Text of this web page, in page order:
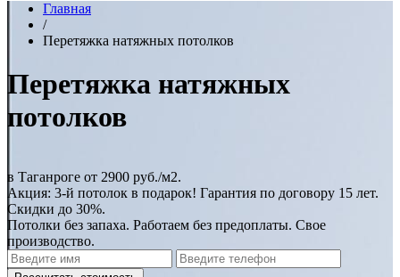
Главная
/
Перетяжка натяжных потолков
Перетяжка натяжных
потолков
в Таганроге от 2900 руб./м2.
Акция: 3-й потолок в подарок! Гарантия по договору 15 лет.
Скидки до 30%.
Потолки без запаха. Работаем без предоплаты. Свое
производство.